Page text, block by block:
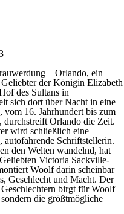
– Orlando, ein
der Königin Elizabeth
des Sultans in
sich dort über Nacht in eine
vom 16. Jahrhundert bis zum
durchstreift Orlando die Zeit.
wird schließlich eine
autofahrende Schriftstellerin.
den Welten wandelnd, hat
Victoria Sackville-
Woolf darin scheinbar
Geschlecht und Macht. Der
birgt für Woolf
die größtmögliche